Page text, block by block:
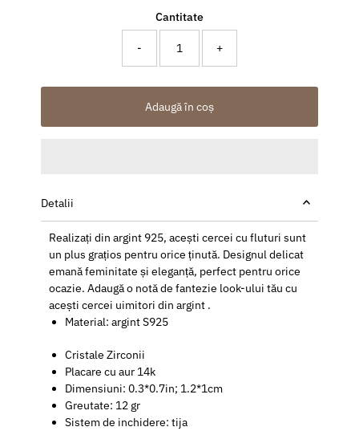
Cantitate
- +
Adaugă în coș
Detalii
Realizați din argint 925, acești cercei cu fluturi sunt
un plus grațios pentru orice ținută. Designul delicat
emană feminitate și eleganță, perfect pentru orice
ocazie. Adaugă o notă de fantezie look-ului tău cu
acești cercei uimitori din argint .
Material: argint S925
Cristale Zirconii
Placare cu aur 14k
Dimensiuni: 0.3*0.7in; 1.2*1cm
Greutate: 12 gr
Sistem de inchidere: tija